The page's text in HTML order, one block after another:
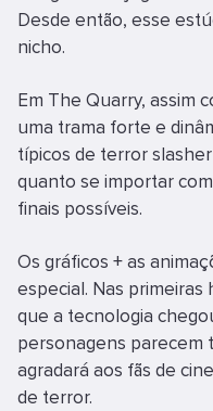
Desde então, esse
nicho.
Em The Quarry, assim
uma trama forte e
típicos de terror
quanto se importar
finais possíveis.
Os gráficos + as
especial. Nas primeiras
que a tecnologia
personagens parecem
agradará aos fãs de
de terror.